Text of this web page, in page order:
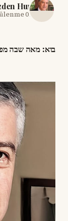
Hun
07 Haz 2026
בוא: מאה שבה